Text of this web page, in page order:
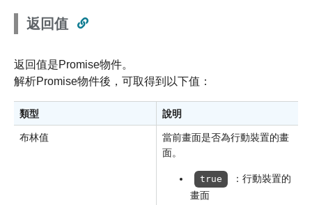
返回值
返回值是Promise物件。
解析Promise物件後，可取得到以下值：
類型 說明
布林值
當前畫面是否為行動裝置的畫
面。
true
：行動裝置的
畫面